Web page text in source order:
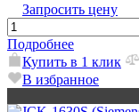
Запросить цену
Подробнее
Купить в 1 клик
В избранное